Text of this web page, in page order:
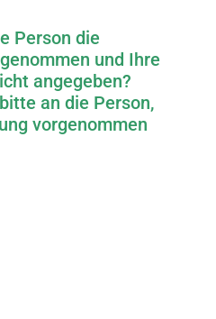
Person die
und Ihre
angegeben?
an die Person,
vorgenommen